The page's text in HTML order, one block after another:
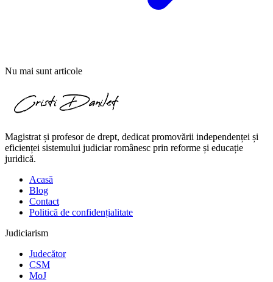
Nu mai sunt articole
Magistrat și profesor de drept, dedicat promovării independenței și
eficienței sistemului judiciar românesc prin reforme și educație
juridică.
Acasă
Blog
Contact
Politică de confidențialitate
Judiciarism
Judecător
CSM
MoJ